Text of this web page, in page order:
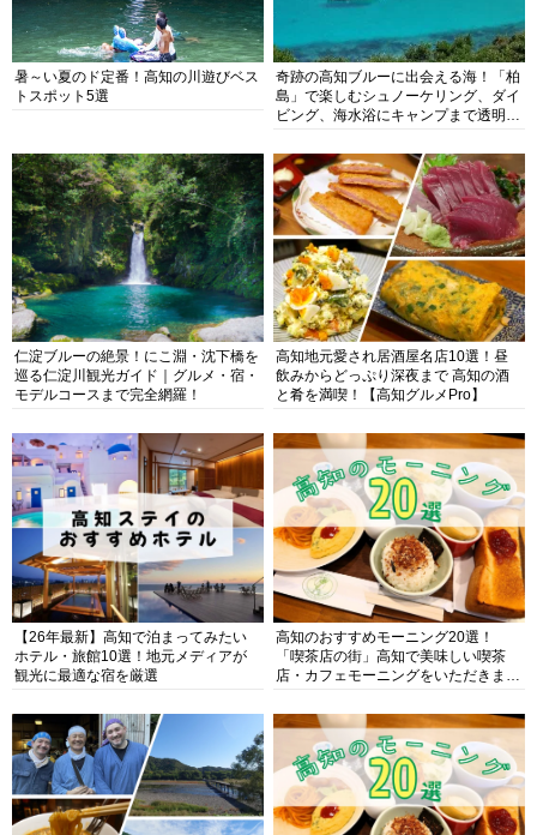
暑～い夏のド定番！高知の川遊びベス
トスポット5選
奇跡の高知ブルーに出会える海！「柏
島」で楽しむシュノーケリング、ダイ
ビング、海水浴にキャンプまで透明度
仁淀ブルーの絶景！にこ淵・沈下橋を
巡る仁淀川観光ガイド｜グルメ・宿・
モデルコースまで完全網羅！
高知地元愛され居酒屋名店10選！昼
飲みからどっぷり深夜まで 高知の酒
と肴を満喫！【高知グルメPro】
【26年最新】高知で泊まってみたい
ホテル・旅館10選！地元メディアが
観光に最適な宿を厳選
高知のおすすめモーニング20選！
「喫茶店の街」高知で美味しい喫茶
店・カフェモーニングをいただきま